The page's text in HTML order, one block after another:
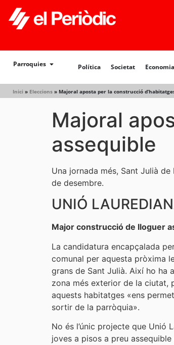
Parroquies Política Societat Economia
Inici » Eleccions » Majoral aposta per la construcció
Política Societat
Majoral
assequible
Una jornada més, Sant Julià
de desembre.
UNIÓ
Major construcció de lloguer
La candidatura encapçalada
comunal per aquesta pròxima
grans de Sant Julià. Així ho ha
zona més exterior de la ciutat,
aquests habitatges «ens
sortir de la parròquia».
No és l’únic projecte que Unió
joves a pisos a preu